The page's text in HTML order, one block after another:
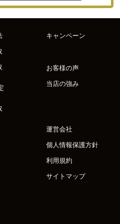
キャンペーン
お客様の声
当店の強み
運営会社
個人情報保護方針
利用規約
サイトマップ